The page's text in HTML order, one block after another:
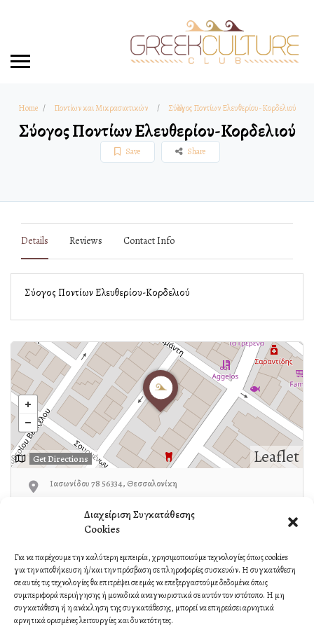
Διαχείριση Συγκατάθεσης
Cookies
Για να παρέχουμε την καλύτερη εμπειρία, χρησιμοποιούμε τεχνολογίες όπως cookies
για την αποθήκευση ή/και την πρόσβαση σε πληροφορίες συσκευών. Η συγκατάθεση
σε αυτές τις τεχνολογίες θα επιτρέψει σε εμάς να επεξεργαστούμε δεδομένα όπως
συμπεριφορά περιήγησης ή μοναδικά αναγνωριστικά σε αυτόν τον ιστότοπο. Η μη
συγκατάθεση ή η ανάκληση της συγκατάθεσης, μπορεί να επηρεάσει αρνητικά
αρνητικά ορισμένες λειτουργίες και δυνατότητες.
Home Ποντίων και Μικρασιατικών Σύλλογος Ποντίων Ελευθερίου-Κορδελιού
Σύλλογος Ποντίων Ελευθερίου-Κορδελιού
Save Share
Details Reviews Contact Info
Σύλλογος Ποντίων Ελευθερίου-Κορδελιού
Leaflet
Get Directions
Ιασωνίδου 78 56334, Θεσσαλονίκη
Κυριακού:2310-768530
Own or work here? Claim Now!